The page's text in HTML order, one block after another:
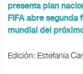
presenta plan
FIFA abre segunda
mundial del
Edición: Estefanía